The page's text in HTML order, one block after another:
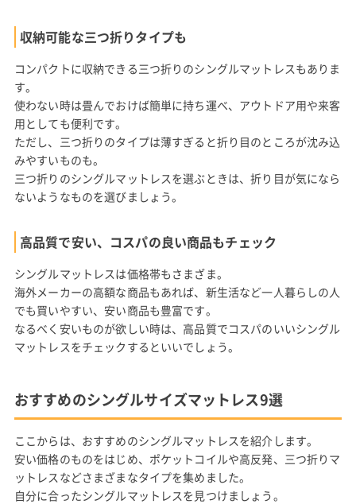
収納可能な三つ折りタイプも
コンパクトに収納できる三つ折りのシングルマットレスもありま
す。
使わない時は畳んでおけば簡単に持ち運べ、アウトドア用や来客
用としても便利です。
ただし、三つ折りのタイプは薄すぎると折り目のところが沈み込
みやすいものも。
三つ折りのシングルマットレスを選ぶときは、折り目が気になら
ないようなものを選びましょう。
高品質で安い、コスパの良い商品もチェック
シングルマットレスは価格帯もさまざま。
海外メーカーの高額な商品もあれば、新生活など一人暮らしの人
でも買いやすい、安い商品も豊富です。
なるべく安いものが欲しい時は、高品質でコスパのいいシングル
マットレスをチェックするといいでしょう。
おすすめのシングルサイズマットレス9選
ここからは、おすすめのシングルマットレスを紹介します。
安い価格のものをはじめ、ポケットコイルや高反発、三つ折りマ
ットレスなどさまざまなタイプを集めました。
自分に合ったシングルマットレスを見つけましょう。